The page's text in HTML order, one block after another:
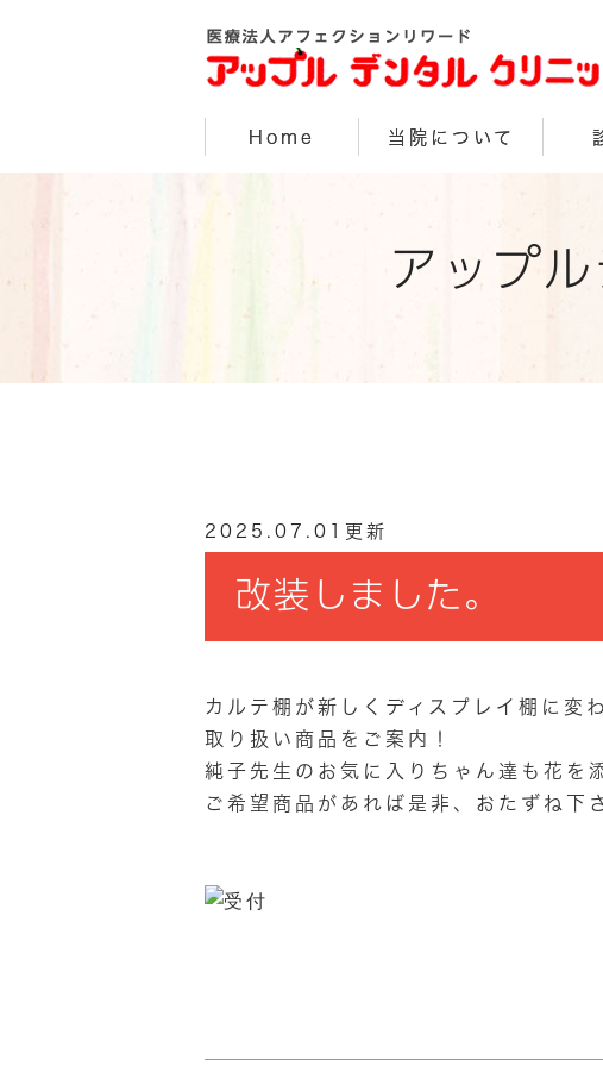
Home 当院について
アップ
2025.07.01更新
改装しました。
カルテ棚が新しくディスプレイ棚に変
取り扱い商品をご案内！
純子先生のお気に入りちゃん達も花を
ご希望商品があれば是非、おたずね下